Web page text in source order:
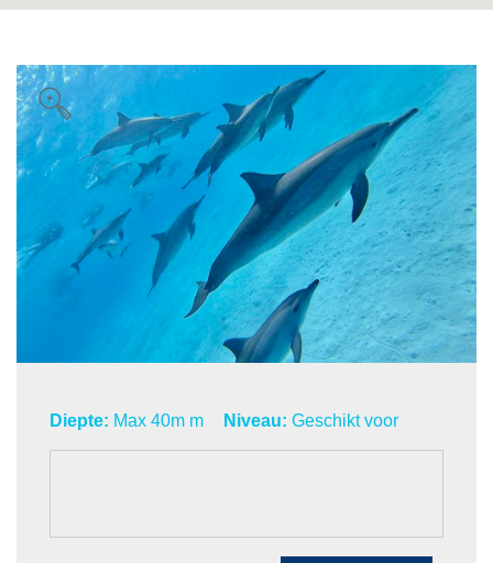
Diepte: Max 40m m Niveau: Geschikt voor